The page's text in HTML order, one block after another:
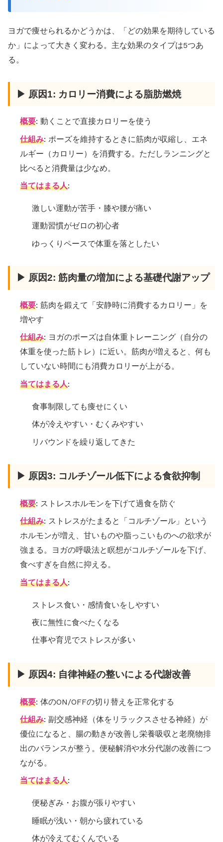
ヨガで痩せられるかどうかは、「どの効果を期待している
か」によって大きく変わる。主な効果のタイプは5つあ
る。
▶ 原因1: カロリー消費による脂肪燃焼
概要: 動くことで直接カロリーを使う
仕組み: ポーズを維持するときに筋肉が収縮し、エネ
ルギー（カロリー）を消費する。ただしランニングと
比べると消費量は少なめ。
当てはまる人:
激しい運動が苦手・膝や腰が痛い
運動習慣がゼロの初心者
ゆっくりペースで体重を落としたい
▶ 原因2: 筋肉量の増加による基礎代謝アップ
概要: 筋肉を鍛えて「安静時に消費するカロリー」を
増やす
仕組み: ヨガのポーズは自体重トレーニング（自分の
体重を使った筋トレ）に近い。筋肉が増えると、何も
していない時間にも消費カロリーが上がる。
当てはまる人:
食事制限しても痩せにくい
体が冷えやすい・むくみやすい
リバウンドを繰り返してきた
▶ 原因3: コルチゾール低下による食欲抑制
概要: ストレスホルモンを下げて過食を防ぐ
仕組み: ストレスがたまると「コルチゾール」という
ホルモンが増え、甘いものや脂っこいものへの欲求が
強まる。ヨガの呼吸法と瞑想がコルチゾールを下げ、
食べすぎを自然に抑える。
当てはまる人:
ストレス食い・感情食いをしやすい
夜に無性に食べたくなる
仕事や育児でストレスが多い
▶ 原因4: 自律神経の整いによる代謝改善
概要: 体のON/OFFの切り替えを正常化する
仕組み: 副交感神経（体をリラックスさせる神経）が
優位になると、腸の動きが改善し栄養吸収と老廃物排
出のバランスが整う。便秘解消や水分代謝の改善につ
ながる。
当てはまる人:
便秘ぎみ・お腹が張りやすい
睡眠が浅い・朝から疲れている
体が冷えてむくんでいる